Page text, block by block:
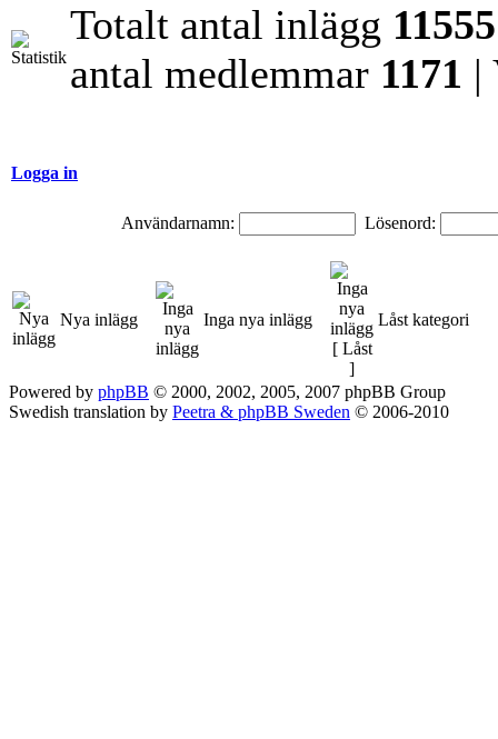
Totalt antal inlägg
antal medlemmar 1171 |
Logga in
Användarnamn: Lösenord:
Nya inlägg Inga nya inlägg Låst kategori
Powered by phpBB © 2000, 2002, 2005, 2007 phpBB Group
Swedish translation by Peetra & phpBB Sweden © 2006-2010